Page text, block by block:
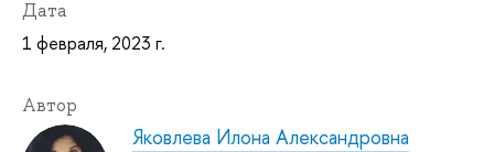
Дата
1 февраля, 2023 г.
Автор
Яковлева Илона Александровна